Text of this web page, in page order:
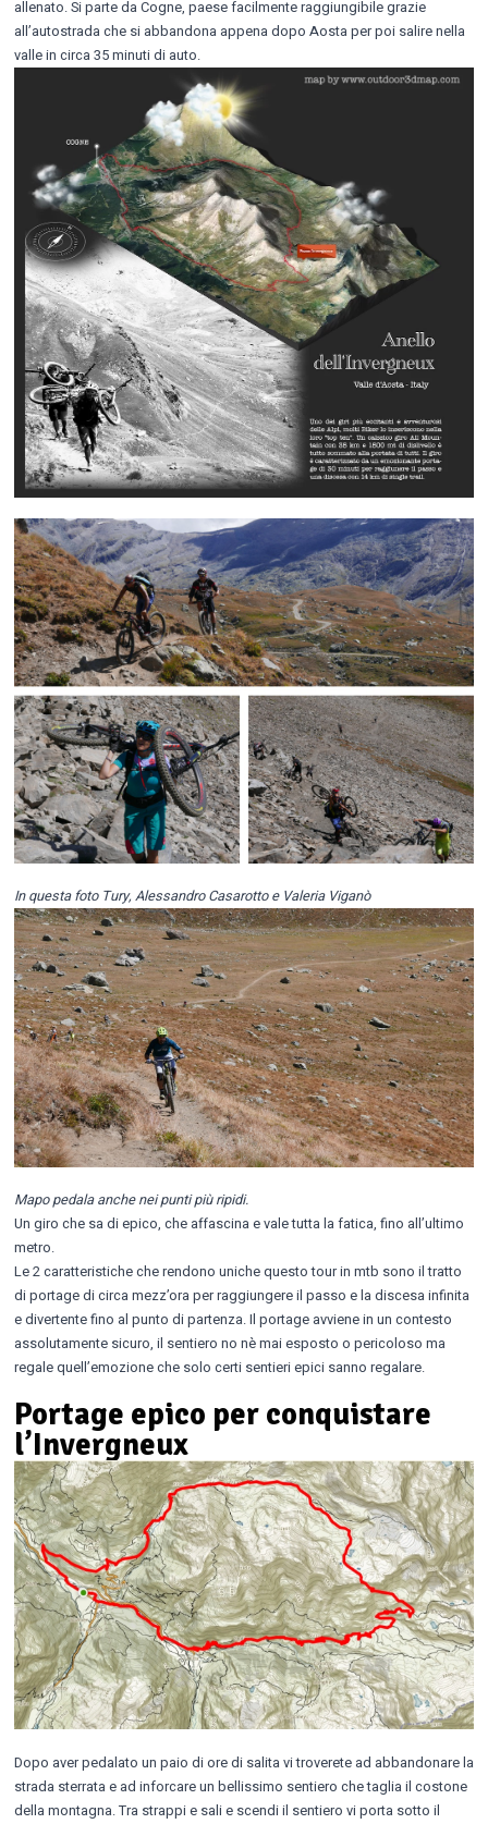
allenato. Si parte da Cogne, paese facilmente raggiungibile grazie
all’autostrada che si abbandona appena dopo Aosta per poi salire nella
valle in circa 35 minuti di auto.
In questa foto Tury, Alessandro Casarotto e Valeria Viganò
Mapo pedala anche nei punti più ripidi.
Un giro che sa di epico, che affascina e vale tutta la fatica, fino all’ultimo
metro.
Le 2 caratteristiche che rendono uniche questo tour in mtb sono il tratto
di portage di circa mezz’ora per raggiungere il passo e la discesa infinita
e divertente fino al punto di partenza. Il portage avviene in un contesto
assolutamente sicuro, il sentiero no nè mai esposto o pericoloso ma
regale quell’emozione che solo certi sentieri epici sanno regalare.
Portage epico per conquistare
l’Invergneux
Dopo aver pedalato un paio di ore di salita vi troverete ad abbandonare la
strada sterrata e ad inforcare un bellissimo sentiero che taglia il costone
della montagna. Tra strappi e sali e scendi il sentiero vi porta sotto il